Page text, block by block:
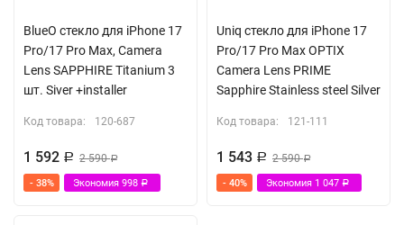
BlueO стекло для iPhone 17
Pro/17 Pro Max, Camera
Lens SAPPHIRE Titanium 3
шт. Siver +installer
Код товара: 120-687
1 592 Р 2 590Р
- 38% Экономия 998 Р
Uniq стекло для iPhone 17
Pro/17 Pro Max OPTIX
Camera Lens PRIME
Sapphire Stainless steel Silver
Код товара: 121-111
1 543 Р 2 590Р
- 40% Экономия 1 047 Р